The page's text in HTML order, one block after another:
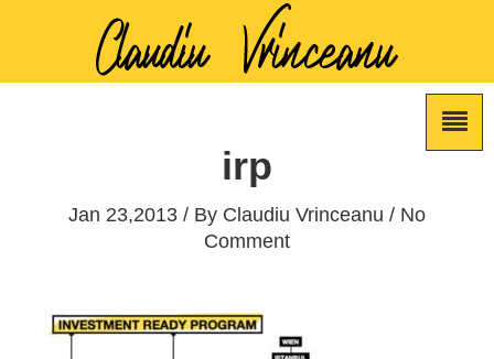
irp
Jan 23,2013 / By Claudiu Vrinceanu / No
Comment